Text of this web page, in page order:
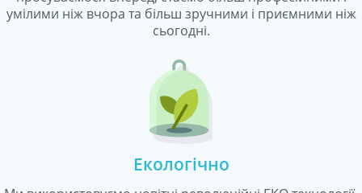
умілими ніж вчора та більш зручними і приємними ніж
сьогодні.
Екологічно